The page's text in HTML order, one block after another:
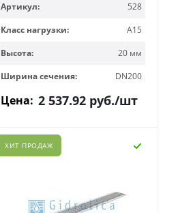
Артикул:
528
Класс нагрузки:
A15
Высота:
20 мм
Ширина сечения:
DN200
Цена: 2 537.92руб./шт
ХИТ ПРОДАЖ